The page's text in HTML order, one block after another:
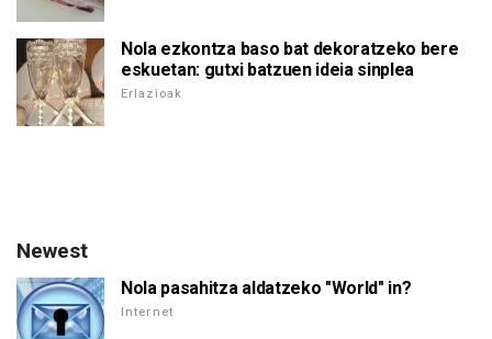
Nola ezkontza baso bat dekoratzeko bere
eskuetan: gutxi batzuen ideia sinplea
Erlazioak
Newest
Nola pasahitza aldatzeko "World" in?
Internet